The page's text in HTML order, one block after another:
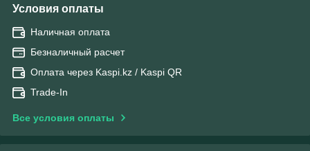
Условия оплаты
Наличная оплата
Безналичный расчет
Оплата через Kaspi.kz / Kaspi QR
Trade-In
Все условия оплаты